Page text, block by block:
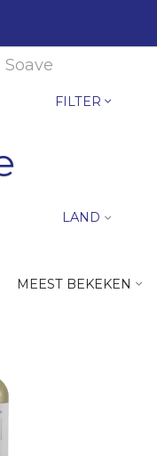
Soave
FILTER
LAND
MEEST BEKEKEN